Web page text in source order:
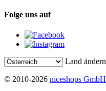
Folge uns auf
Land ändern
© 2010-2026 niceshops GmbH